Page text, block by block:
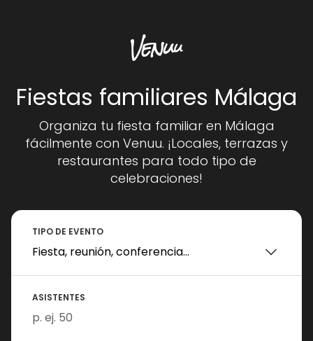
Fiestas familiares Málaga
Organiza tu fiesta familiar en Málaga
fácilmente con Venuu. ¡Locales, terrazas y
restaurantes para todo tipo de
celebraciones!
TIPO DE EVENTO
ASISTENTES